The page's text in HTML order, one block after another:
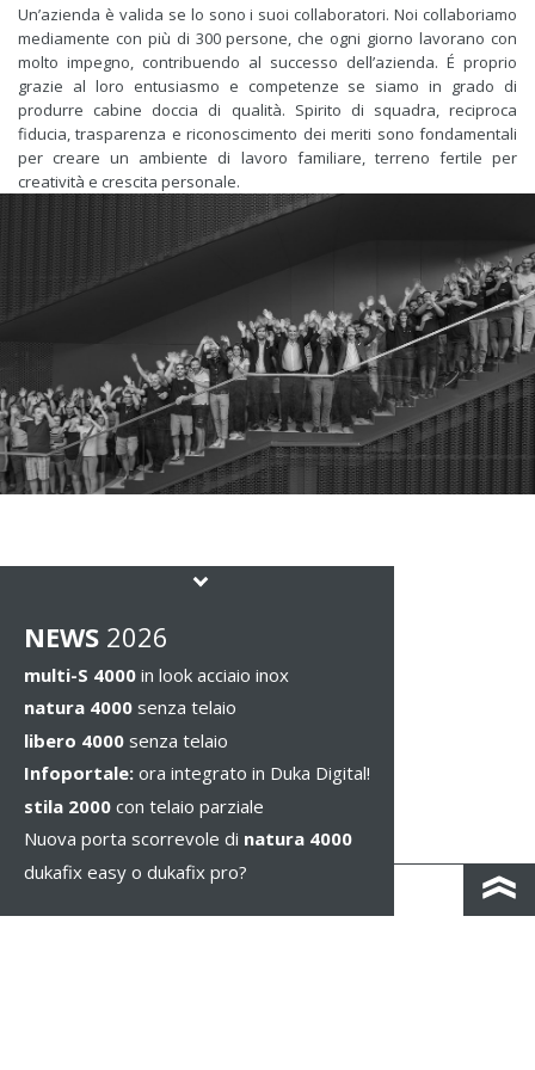
Un’azienda è valida se lo sono i suoi collaboratori. Noi collaboriamo
mediamente con più di 300 persone, che ogni giorno lavorano con
molto impegno, contribuendo al successo dell’azienda. É proprio
grazie al loro entusiasmo e competenze se siamo in grado di
produrre cabine doccia di qualità. Spirito di squadra, reciproca
fiducia, trasparenza e riconoscimento dei meriti sono fondamentali
per creare un ambiente di lavoro familiare, terreno fertile per
creatività e crescita personale.
NEWS 2026
multi-S 4000 in look acciaio inox
natura 4000 senza telaio
libero 4000 senza telaio
Infoportale: ora integrato in Duka Digital!
stila 2000 con telaio parziale
Nuova porta scorrevole di natura 4000
dukafix easy o dukafix pro?